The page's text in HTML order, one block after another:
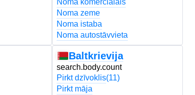
Noma komerciālais
Noma zeme
Noma istaba
Noma autostāvvieta
Baltkrievija
search.body.count
Pirkt dzīvoklis(11)
Pirkt māja